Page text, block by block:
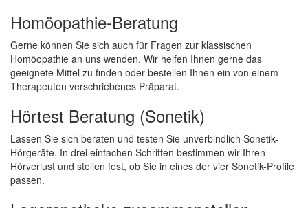
Homöopathie-Beratung
Gerne können Sie sich auch für Fragen zur klassischen
Homöopathie an uns wenden. Wir helfen Ihnen gerne das
geeignete Mittel zu finden oder bestellen Ihnen ein von einem
Therapeuten verschriebenes Präparat.
Hörtest Beratung (Sonetik)
Lassen Sie sich beraten und testen Sie unverbindlich Sonetik-
Hörgeräte. In drei einfachen Schritten bestimmen wir Ihren
Hörverlust und stellen fest, ob Sie in eines der vier Sonetik-Profile
passen.